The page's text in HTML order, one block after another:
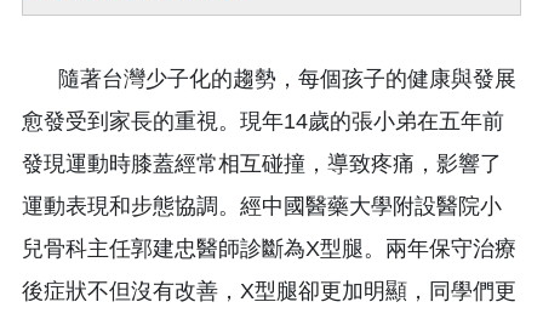
隨著台灣少子化的趨勢，每個孩子的健康與發展
愈發受到家長的重視。現年14歲的張小弟在五年前
發現運動時膝蓋經常相互碰撞，導致疼痛，影響了
運動表現和步態協調。經中國醫藥大學附設醫院小
兒骨科主任郭建忠醫師診斷為X型腿。兩年保守治療
後症狀不但沒有改善，X型腿卻更加明顯，同學們更